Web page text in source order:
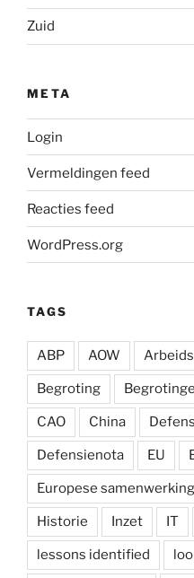
Zuid
META
Login
Vermeldingen feed
Reacties feed
WordPress.org
TAGS
ABP AOW
Begroting
CAO China
Defensienota EU
Europese samenwerking
Historie Inzet IT
lessons identified